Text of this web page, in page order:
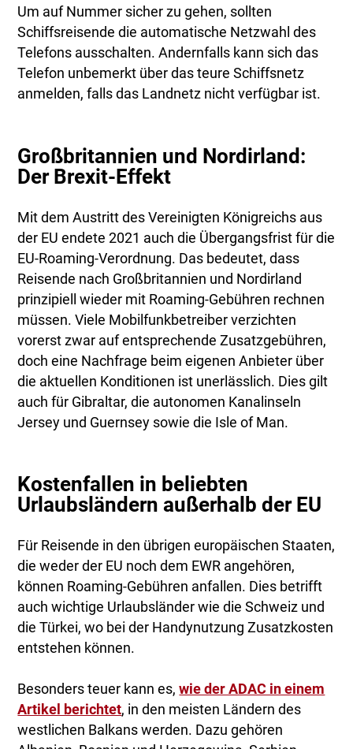
Um auf Nummer sicher zu gehen, sollten
Schiffsreisende die automatische Netzwahl des
Telefons ausschalten. Andernfalls kann sich das
Telefon unbemerkt über das teure Schiffsnetz
anmelden, falls das Landnetz nicht verfügbar ist.
Großbritannien und Nordirland:
Der Brexit-Effekt
Mit dem Austritt des Vereinigten Königreichs aus
der EU endete 2021 auch die Übergangsfrist für die
EU-Roaming-Verordnung. Das bedeutet, dass
Reisende nach Großbritannien und Nordirland
prinzipiell wieder mit Roaming-Gebühren rechnen
müssen. Viele Mobilfunkbetreiber verzichten
vorerst zwar auf entsprechende Zusatzgebühren,
doch eine Nachfrage beim eigenen Anbieter über
die aktuellen Konditionen ist unerlässlich. Dies gilt
auch für Gibraltar, die autonomen Kanalinseln
Jersey und Guernsey sowie die Isle of Man.
Kostenfallen in beliebten
Urlaubsländern außerhalb der EU
Für Reisende in den übrigen europäischen Staaten,
die weder der EU noch dem EWR angehören,
können Roaming-Gebühren anfallen. Dies betrifft
auch wichtige Urlaubsländer wie die Schweiz und
die Türkei, wo bei der Handynutzung Zusatzkosten
entstehen können.
Besonders teuer kann es,wie der ADAC in einem
Artikel berichtet, in den meisten Ländern des
westlichen Balkans werden. Dazu gehören